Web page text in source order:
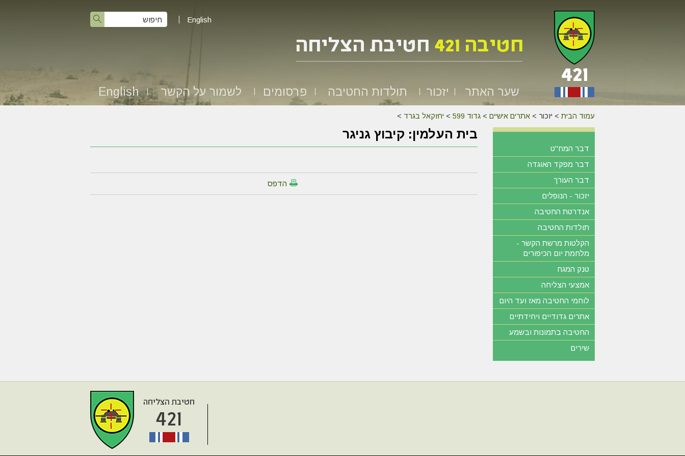
English
שער האתר יזכור תולדות החטיבה פרסומים לשמור על הקשר English
עמוד הבית > יזכור >אתרים אישיים >גדוד 599 > יחזקאל בגרד >
בית העלמין: קיבוץ גניגר
הדפס
דבר המח"ט
דבר מפקד האוגדה
דבר העורך
יזכור - הנופלים
אנדרטת החטיבה
תולדות החטיבה
הקלטות מרשת הקשר -
מלחמת יום הכיפורים
טנק המגח
אמצעי הצליחה
לוחמי החטיבה מאז ועד היום
אתרים גדודיים ויחידתיים
החטיבה בתמונות ובשמע
שירים